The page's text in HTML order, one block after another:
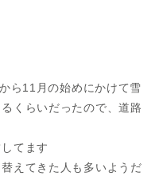
ら11月の始めにかけて雪
くらいだったので、道路
てます
えてきた人も多いようだ